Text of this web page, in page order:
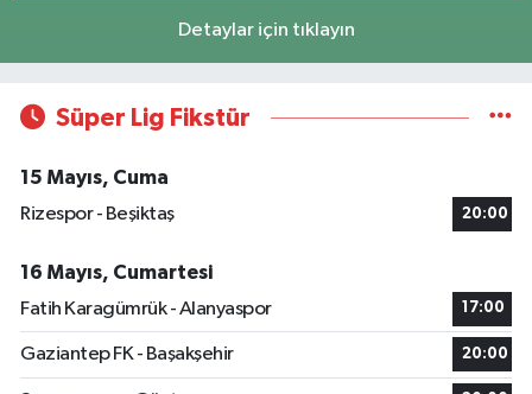
Detaylar için tıklayın
Süper Lig Fikstür
15 Mayıs, Cuma
Rizespor - Beşiktaş
20:00
16 Mayıs, Cumartesi
Fatih Karagümrük - Alanyaspor
17:00
Gaziantep FK - Başakşehir 20:00